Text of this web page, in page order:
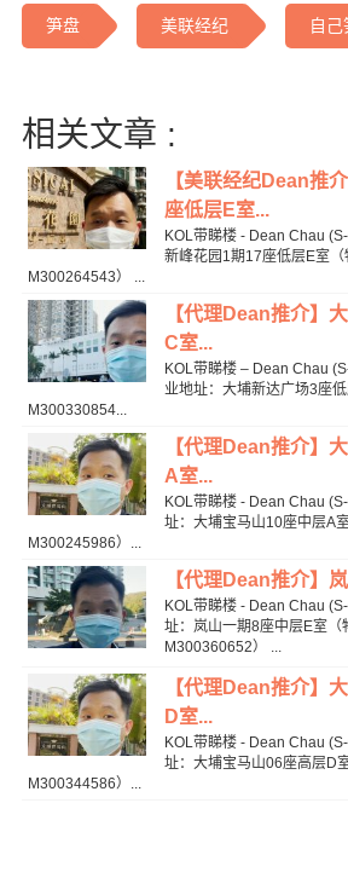
笋盘 美联经纪 自
相关文章 :
【美联经纪Dean推
座低层E室...
KOL带睇楼 - Dean Chau
新峰花园1期17座低层E室（
M300264543） ...
【代理Dean推介】
C室...
KOL带睇楼 – Dean Chau
业地址：大埔新达广场3座低
M300330854...
【代理Dean推介】
A室...
KOL带睇楼 - Dean Chau
址：大埔宝马山10座中层A
M300245986）...
【代理Dean推介】
KOL带睇楼 - Dean Chau
址：岚山一期8座中层E室（
M300360652） ...
【代理Dean推介】
D室...
KOL带睇楼 - Dean Chau
址：大埔宝马山06座高层D
M300344586）...